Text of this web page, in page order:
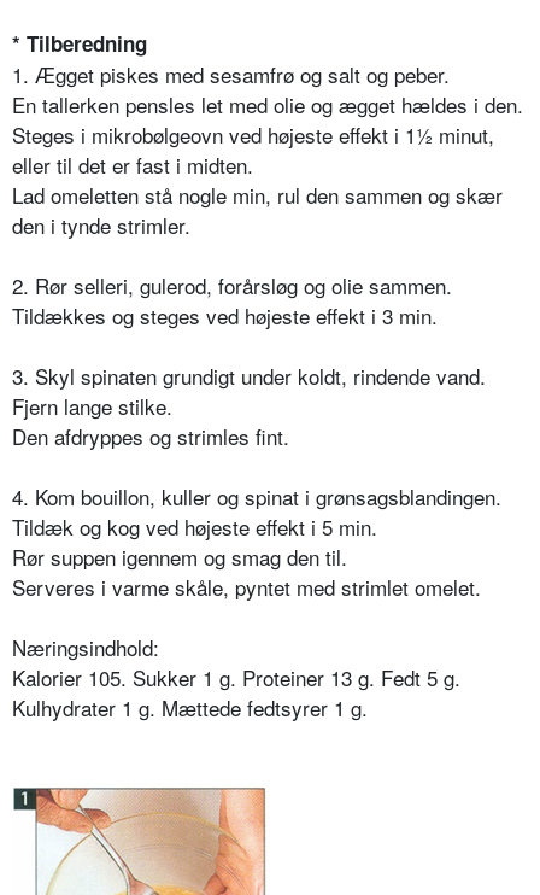
* Tilberedning
1. Ægget piskes med sesamfrø og salt og peber.
En tallerken pensles let med olie og ægget hældes i den.
Steges i mikrobølgeovn ved højeste effekt i 1½ minut,
eller til det er fast i midten.
Lad omeletten stå nogle min, rul den sammen og skær
den i tynde strimler.
2. Rør selleri, gulerod, forårsløg og olie sammen.
Tildækkes og steges ved højeste effekt i 3 min.
3. Skyl spinaten grundigt under koldt, rindende vand.
Fjern lange stilke.
Den afdryppes og strimles fint.
4. Kom bouillon, kuller og spinat i grønsagsblandingen.
Tildæk og kog ved højeste effekt i 5 min.
Rør suppen igennem og smag den til.
Serveres i varme skåle, pyntet med strimlet omelet.
Næringsindhold:
Kalorier 105. Sukker 1 g. Proteiner 13 g. Fedt 5 g.
Kulhydrater 1 g. Mættede fedtsyrer 1 g.